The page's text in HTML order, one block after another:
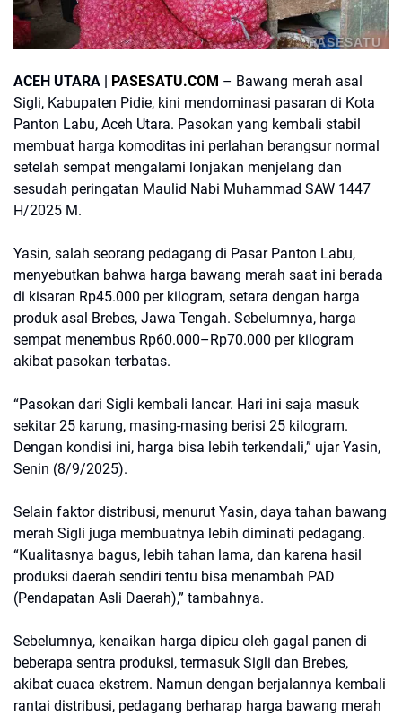
PASESATU
ACEH UTARA | PASESATU.COM – Bawang merah asal
Sigli, Kabupaten Pidie, kini mendominasi pasaran di Kota
Panton Labu, Aceh Utara. Pasokan yang kembali stabil
membuat harga komoditas ini perlahan berangsur normal
setelah sempat mengalami lonjakan menjelang dan
sesudah peringatan Maulid Nabi Muhammad SAW 1447
H/2025 M.
Yasin, salah seorang pedagang di Pasar Panton Labu,
menyebutkan bahwa harga bawang merah saat ini berada
di kisaran Rp45.000 per kilogram, setara dengan harga
produk asal Brebes, Jawa Tengah. Sebelumnya, harga
sempat menembus Rp60.000–Rp70.000 per kilogram
akibat pasokan terbatas.
“Pasokan dari Sigli kembali lancar. Hari ini saja masuk
sekitar 25 karung, masing-masing berisi 25 kilogram.
Dengan kondisi ini, harga bisa lebih terkendali,” ujar Yasin,
Senin (8/9/2025).
Selain faktor distribusi, menurut Yasin, daya tahan bawang
merah Sigli juga membuatnya lebih diminati pedagang.
“Kualitasnya bagus, lebih tahan lama, dan karena hasil
produksi daerah sendiri tentu bisa menambah PAD
(Pendapatan Asli Daerah),” tambahnya.
Sebelumnya, kenaikan harga dipicu oleh gagal panen di
beberapa sentra produksi, termasuk Sigli dan Brebes,
akibat cuaca ekstrem. Namun dengan berjalannya kembali
rantai distribusi, pedagang berharap harga bawang merah